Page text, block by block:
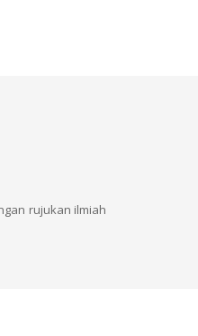
rujukan ilmiah